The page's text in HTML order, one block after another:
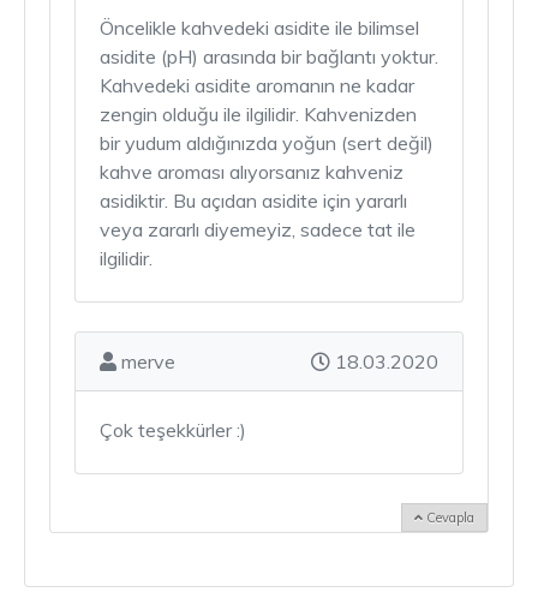
Öncelikle kahvedeki asidite ile bilimsel
asidite (pH) arasında bir bağlantı yoktur.
Kahvedeki asidite aromanın ne kadar
zengin olduğu ile ilgilidir. Kahvenizden
bir yudum aldığınızda yoğun (sert değil)
kahve aroması alıyorsanız kahveniz
asidiktir. Bu açıdan asidite için yararlı
veya zararlı diyemeyiz, sadece tat ile
ilgilidir.
merve 18.03.2020
Çok teşekkürler :)
Cevapla